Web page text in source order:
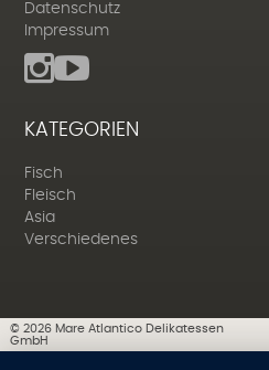
Datenschutz
Impressum
KATEGORIEN
Fisch
Fleisch
Asia
Verschiedenes
© 2026Mare Atlantico Delikatessen
GmbH